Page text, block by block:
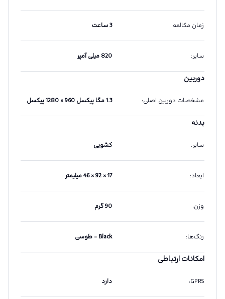
زمان مکالمه: 3 ساعت
سایر: 820 میلی آمپر
دوربین
مشخصات دوربین اصلی: 1.3 مگا پیکسل 960 × 1280 پیکسل
بدنه
سایر: کشویی
ابعاد: 17 × 92 × 46 میلیمتر
وزن: 90 گرم
رنگ‌ها: Black - طوسی
امکانات ارتباطی
GPRS
: دارد